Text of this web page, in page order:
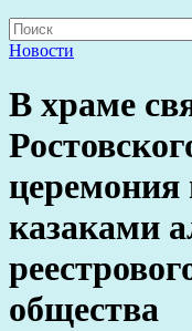
Новости
В храме
церемония
казаками
общества